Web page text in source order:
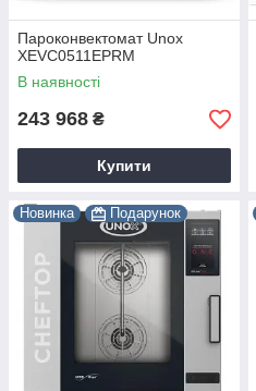
Пароконвектомат Unox
XEVC0511EPRM
В наявності
243 968 ₴
Купити
Новинка Подарунок